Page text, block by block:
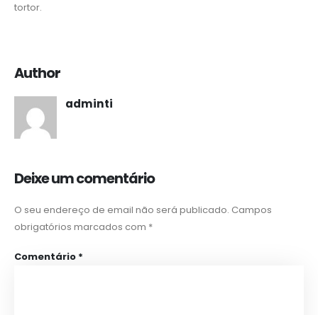
tortor.
Author
adminti
Deixe um comentário
O seu endereço de email não será publicado. Campos
obrigatórios marcados com *
Comentário *